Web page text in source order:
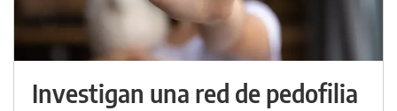
Investigan una red de pedofilia